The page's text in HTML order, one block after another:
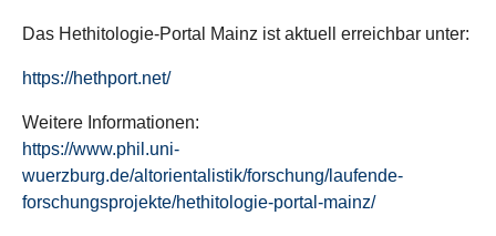
Das Hethitologie-Portal Mainz ist aktuell erreichbar unter:
https://hethport.net/
Weitere Informationen:
https://www.phil.uni-
wuerzburg.de/altorientalistik/forschung/laufende-
forschungsprojekte/hethitologie-portal-mainz/